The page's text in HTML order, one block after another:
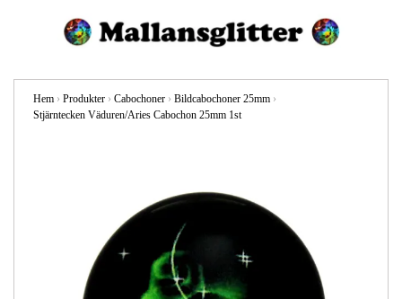
Hem › Produkter › Cabochoner › Bildcabochoner 25mm ›
Stjärntecken Väduren/Aries Cabochon 25mm 1st